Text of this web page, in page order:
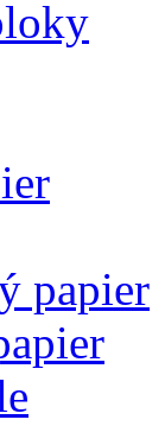
papier